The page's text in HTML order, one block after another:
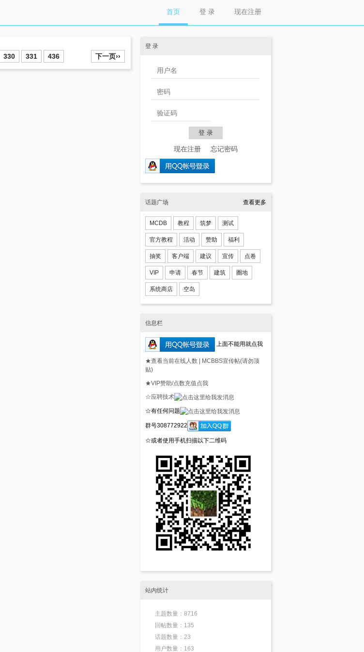
现在注册
登 录
首页
330 331 436 下一页››
登 录
现在注册 忘记密码
话题广场 查看更多
MCDB 教程 筑梦 测试
官方教程 活动 赞助 福利
抽奖 客户端 建议 宣传 点卷
VIP 申请 春节 建筑 圈地
系统商店 空岛
信息栏
上面不能用就点我
★查看当前在线人数
MCBBS宣传帖(请勿顶
贴)
★VIP赞助/点数充值点我
☆应聘技术
☆有任何问题
群号308772922
☆或者使用手机扫描以下二维码
站内统计
主题数量：8716
回帖数量：135
话题数量：23
用户数量：163